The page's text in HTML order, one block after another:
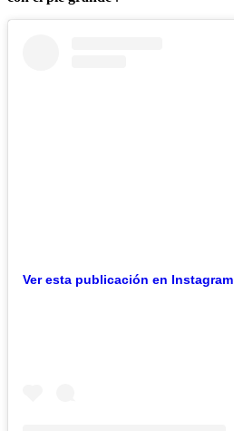
Ver esta publicación en Instagram